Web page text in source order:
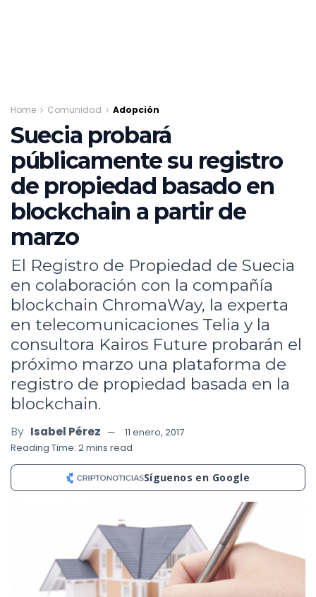
Home Comunidad Adopción
Suecia probará
públicamente su registro
de propiedad basado en
blockchain a partir de
marzo
El Registro de Propiedad de Suecia
en colaboración con la compañía
blockchain ChromaWay, la experta
en telecomunicaciones Telia y la
consultora Kairos Future probarán el
próximo marzo una plataforma de
registro de propiedad basada en la
blockchain.
By Isabel Pérez
11 enero, 2017
Reading Time: 2 mins read
Síguenos en Google